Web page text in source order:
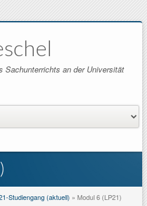
Sachunterrichts an der Universität
Studiengang (aktuell) » Modul 6 (LP21)